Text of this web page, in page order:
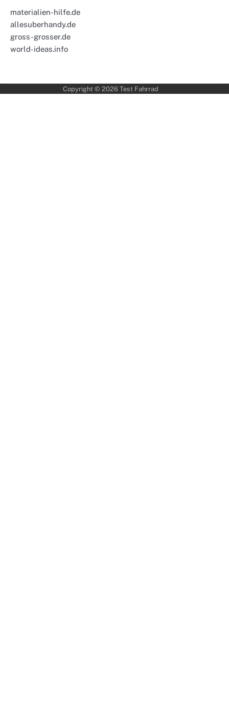
materialien-hilfe.de
allesuberhandy.de
gross-grosser.de
world-ideas.info
Copyright © 2026 Test Fahrrad